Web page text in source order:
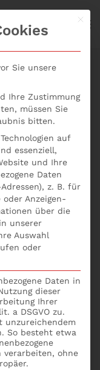
den
in
Prokurist trägst
Du
Mit
Sie unsere
Ihre Zustimmung
müssen Sie
bitten.
auf
essenziell,
und Ihre
Daten
z. B. für
Anzeigen-
über die
unserer
Auswahl
oder
Daten in
dieser
Ihrer
a DSGVO zu.
unzureichendem
So besteht etwa
verarbeiten, ohne